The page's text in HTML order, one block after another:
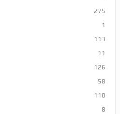
275
1
113
11
126
58
110
8